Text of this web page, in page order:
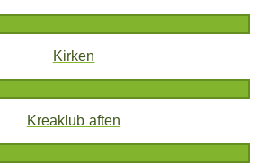
Kirken
Kreaklub aften